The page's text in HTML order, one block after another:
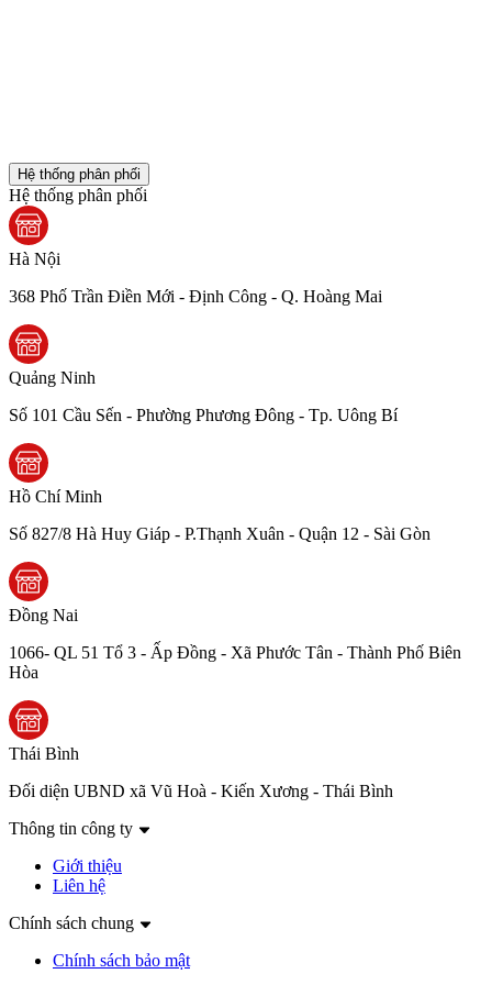
Hệ thống phân phối
Hệ thống phân phối
Hà Nội
368 Phố Trần Điền Mới - Định Công - Q. Hoàng Mai
Quảng Ninh
Số 101 Cầu Sến - Phường Phương Đông - Tp. Uông Bí
Hồ Chí Minh
Số 827/8 Hà Huy Giáp - P.Thạnh Xuân - Quận 12 - Sài Gòn
Đồng Nai
1066- QL 51 Tổ 3 - Ấp Đồng - Xã Phước Tân - Thành Phố Biên
Hòa
Thái Bình
Đối diện UBND xã Vũ Hoà - Kiến Xương - Thái Bình
Thông tin công ty
Giới thiệu
Liên hệ
Chính sách chung
Chính sách bảo mật